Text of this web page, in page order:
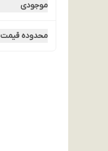
موجودی
محدوده قیمت